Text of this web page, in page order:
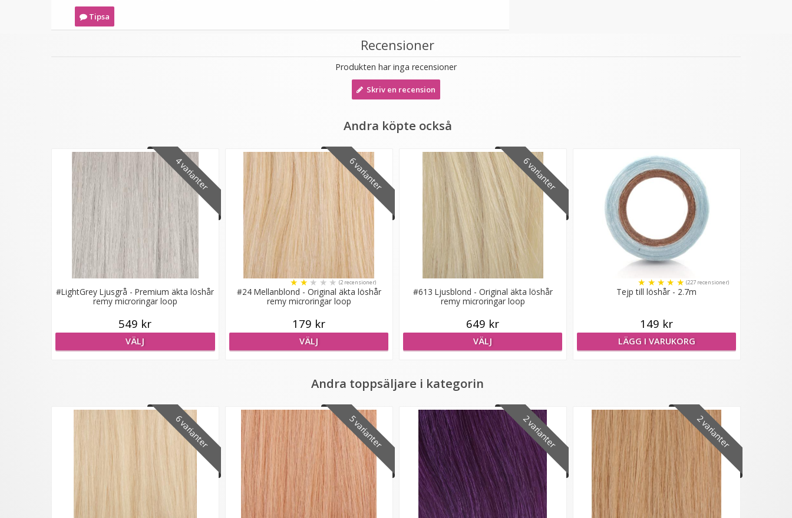
Tipsa
Recensioner
Produkten har inga recensioner
Skriv en recension
Andra köpte också
4 varianter
#LightGrey Ljusgrå - Premium äkta löshår
remy microringar loop
549 kr
VÄLJ
6 varianter
#24 Mellanblond - Original äkta löshår
remy microringar loop
★★★★★ (2 recensioner)
179 kr
VÄLJ
6 varianter
#613 Ljusblond - Original äkta löshår
remy microringar loop
649 kr
VÄLJ
Tejp till löshår - 2.7m
★ ★ ★ ★ ★ (227 recensioner)
149 kr
LÄGG I VARUKORG
Andra toppsäljare i kategorin
6 varianter 5 varianter 2 varianter 2 varianter